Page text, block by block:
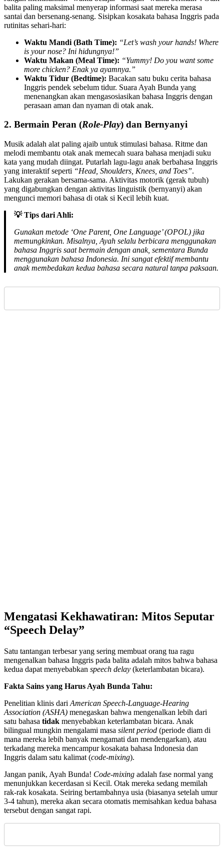
balita paling maksimal menyerap informasi saat mereka merasa
santai dan bersenang-senang. Sisipkan kosakata bahasa Inggris pada
rutinitas sehari-hari:
Waktu Mandi (Bath Time): “Let’s wash your hands! Where
is your nose? Ini hidungnya!”
Waktu Makan (Meal Time): “Yummy! Do you want some
more chicken? Enak ya ayamnya.”
Waktu Tidur (Bedtime): Bacakan satu buku cerita bahasa
Inggris pendek sebelum tidur. Suara Ayah Bunda yang
menenangkan akan mengasosiasikan bahasa Inggris dengan
perasaan aman dan nyaman di otak anak.
2. Bermain Peran (Role-Play) dan Bernyanyi
Musik adalah alat paling ajaib untuk stimulasi bahasa. Ritme dan
melodi membantu otak anak memecah suara bahasa menjadi suku
kata yang mudah diingat. Putarlah lagu-lagu anak berbahasa Inggris
yang interaktif seperti “Head, Shoulders, Knees, and Toes”.
Lakukan gerakan bersama-sama. Aktivitas motorik (gerak tubuh)
yang digabungkan dengan aktivitas linguistik (bernyanyi) akan
mengunci memori bahasa di otak si Kecil lebih kuat.
💡 Tips dari Ahli:
Gunakan metode ‘One Parent, One Language’ (OPOL) jika
memungkinkan. Misalnya, Ayah selalu berbicara menggunakan
bahasa Inggris saat bermain dengan anak, sementara Bunda
menggunakan bahasa Indonesia. Ini sangat efektif membantu
anak membedakan kedua bahasa secara natural tanpa paksaan.
Mengatasi Kekhawatiran: Mitos Seputar
“Speech Delay”
Satu tantangan terbesar yang sering membuat orang tua ragu
mengenalkan bahasa Inggris pada balita adalah mitos bahwa bahasa
kedua dapat menyebabkan speech delay (keterlambatan bicara).
Fakta Sains yang Harus Ayah Bunda Tahu:
Penelitian klinis dari American Speech-Language-Hearing
Association (ASHA) menegaskan bahwa mengenalkan lebih dari
satu bahasa tidak menyebabkan keterlambatan bicara. Anak
bilingual mungkin mengalami masa silent period (periode diam di
mana mereka lebih banyak mengamati dan mendengarkan), atau
terkadang mereka mencampur kosakata bahasa Indonesia dan
Inggris dalam satu kalimat (code-mixing).
Jangan panik, Ayah Bunda! Code-mixing adalah fase normal yang
menunjukkan kecerdasan si Kecil. Otak mereka sedang memilah
rak-rak kosakata. Seiring bertambahnya usia (biasanya setelah umur
3-4 tahun), mereka akan secara otomatis memisahkan kedua bahasa
tersebut dengan sangat rapi.